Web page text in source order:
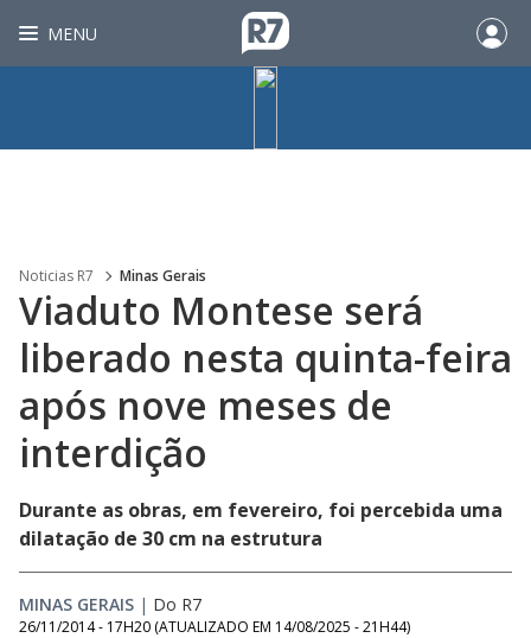
MENU
Noticias R7 Minas Gerais
Viaduto Montese será
liberado nesta quinta-feira
após nove meses de
interdição
Durante as obras, em fevereiro, foi percebida uma
dilatação de 30 cm na estrutura
MINAS GERAIS | Do R7
26/11/2014 - 17H20 (ATUALIZADO EM 14/08/2025 - 21H44)